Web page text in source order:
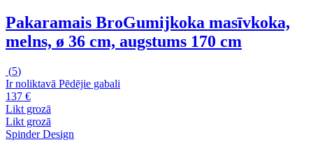
Pakaramais BroGumijkoka masīvkoka,
melns, ø 36 cm, augstums 170 cm
(5)
Ir noliktavā Pēdējie gabali
137 €
Likt grozā
Likt grozā
Spinder Design